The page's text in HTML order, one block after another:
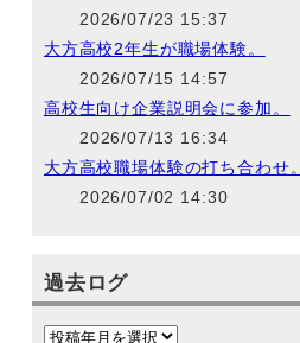
2026/07/23 15:37
大方高校2年生が職場体験。
2026/07/15 14:57
高校生向け企業説明会に参加。
2026/07/13 16:34
大方高校職場体験の打ち合わせ。
2026/07/02 14:30
過去ログ